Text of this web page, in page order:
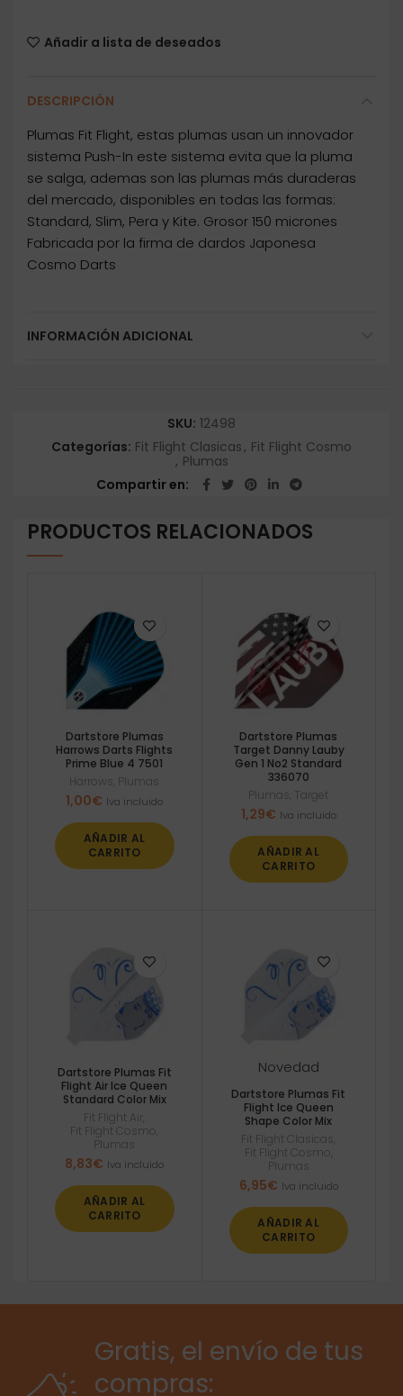
Añadir a lista de deseados
DESCRIPCIÓN
Plumas Fit Flight, estas plumas usan un innovador
sistema Push-In este sistema evita que la pluma
se salga, ademas son las plumas más duraderas
del mercado, disponibles en todas las formas:
Standard, Slim, Pera y Kite. Grosor 150 micrones
Fabricada por la firma de dardos Japonesa
Cosmo Darts
INFORMACIÓN ADICIONAL
SKU: 12498
Categorías: Fit Flight Clasicas, Fit Flight Cosmo
, Plumas
Compartir en
PRODUCTOS RELACIONADOS
Dartstore Plumas
Harrows Darts Flights
Prime Blue 4 7501
Harrows Plumas
1,00€ Iva incluido
AÑADIR AL
CARRITO
Dartstore Plumas
Target Danny Lauby
Gen 1 No2 Standard
336070
Plumas Target
1,29€ Iva incluido
AÑADIR AL
CARRITO
Dartstore Plumas Fit
Flight Air Ice Queen
Standard Color Mix
Fit Flight Air
Fit Flight Cosmo
Plumas
8,83€ Iva incluido
AÑADIR AL
CARRITO
Novedad
Dartstore Plumas Fit
Flight Ice Queen
Shape Color Mix
Fit Flight Clasicas
Fit Flight Cosmo
Plumas
6,95€ Iva incluido
AÑADIR AL
CARRITO
Gratis, el envío de tus
compras: